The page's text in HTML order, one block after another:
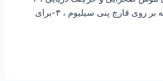
برای درمان ابولا : مطالعه بر روی قارچ پنی سیلیوم ، ۳-برای